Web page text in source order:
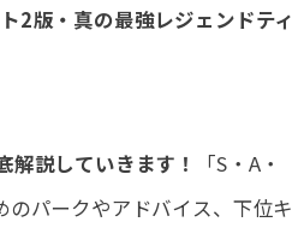
2版・真の最強レジェンドティ
説していきます！
「S・A・
パークやアドバイス、下位キ